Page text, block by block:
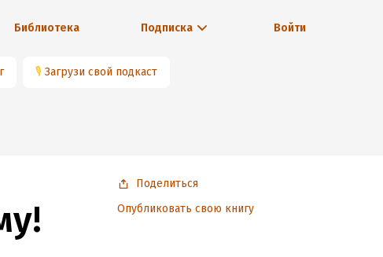
Библиотека Подписка Войти
🎙 Загрузи свой подкаст
Поделиться
Опубликовать свою книгу